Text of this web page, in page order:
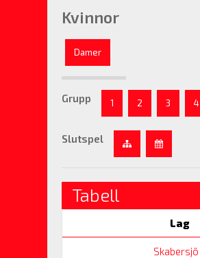
Kvinnor
Damer
Grupp 1 2 3 4
Slutspel
Tabell
Lag
Skabersjö